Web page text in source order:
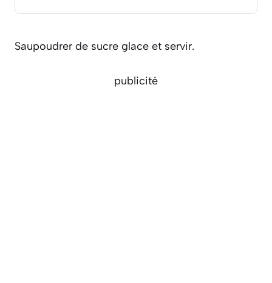
Saupoudrer de sucre glace et servir.
publicité